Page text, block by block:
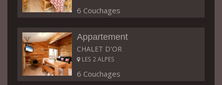
6 Couchages
Appartement
CHALET D'OR
LES 2 ALPES
6 Couchages